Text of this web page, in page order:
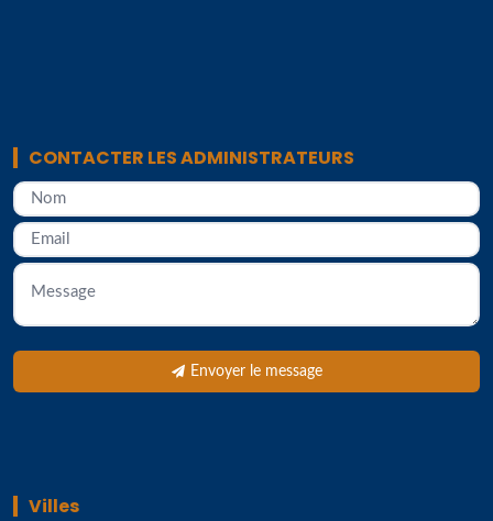
CONTACTER LES ADMINISTRATEURS
Envoyer le message
Villes